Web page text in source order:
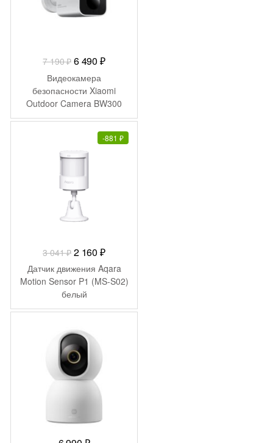
7 190₽ Первоначальная
цена
составляла
7
190 ₽.
6 490 ₽Текущая
6
490 ₽.
Видеокамера
безопасности Xiaomi
Outdoor Camera BW300
MJSXJ08BY (BHR8303GL)
-881 ₽
3 041₽ Первоначальная
цена
составляла
3
041 ₽.
2 160 ₽Текущая
цена:
2
Датчик движения Aqara
Motion Sensor P1 (MS-S02)
белый